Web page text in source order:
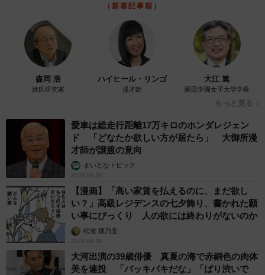
（新着記事順）
森岡 浩
姓氏研究家
ハイヒール・リンゴ
漫才師
大江 篤
園田学園女子大学学長
もっと見る
愛車は総走行距離17万キロのホンダレジェン
ド 「どなたか欲しい方が居たら」 大御所漫
才師が譲渡の意向
まいどなトピック
2026.08.06
【漫画】「高い家賃を払えるのに、まだ欲し
い？」高級レジデンスの七夕飾り、書かれた願
い事にびっくり 人の欲には終わりがないのか
松波 穂乃圭
2026.08.06
大河出演の39歳俳優 真夏の海で赤銅色の肉体
美を連投 「バッキバキだな」「ばり渋いで